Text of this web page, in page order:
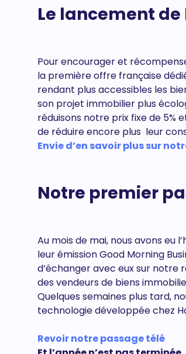
Le lancement de
Pour encourager et
la première offre française
rendant plus accessibles les
son projet immobilier plus
réduisons notre prix fixe de 5%
de réduire encore plus leur
Envie d’en savoir plus sur
Notre premier
Au mois de mai, nous avons eu
leur émission Good Morning
d’échanger avec eux sur notre
des vendeurs de biens
Quelques semaines plus tard,
technologie développée chez
Revoir notre passage télé